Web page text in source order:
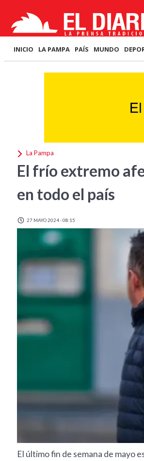
INICIO LA PAMPA PAÍS MUNDO
La Pampa
El frío extremo
en todo el país
27 MAYO 2024 - 08:15
El último fin de semana de mayo